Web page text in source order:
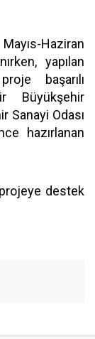
Haziran
yapılan
başarılı
Büyükşehir
Sanayi Odası
hazırlanan
destek